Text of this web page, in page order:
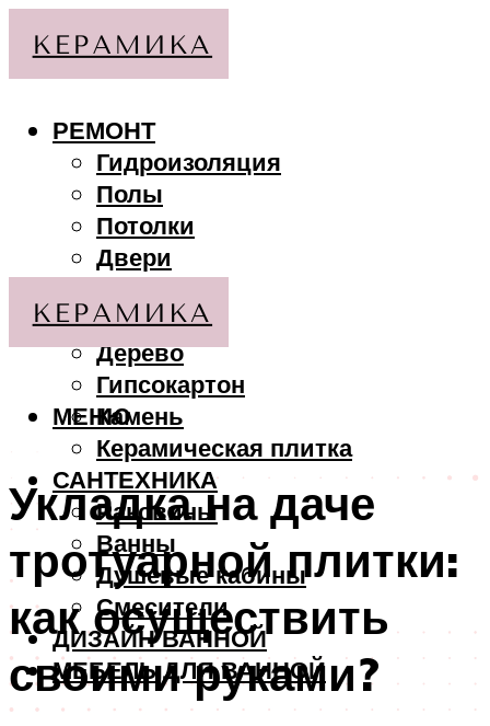
РЕМОНТ
Гидроизоляция
Полы
Потолки
Двери
МАТЕРИАЛЫ
Дерево
Гипсокартон
Камень
Керамическая плитка
САНТЕХНИКА
Раковины
Ванны
Душевые кабины
Смесители
ДИЗАЙН ВАННОЙ
МЕБЕЛЬ ДЛЯ ВАННОЙ
МЕНЮ
Укладка на даче
тротуарной плитки:
как осуществить
своими руками?